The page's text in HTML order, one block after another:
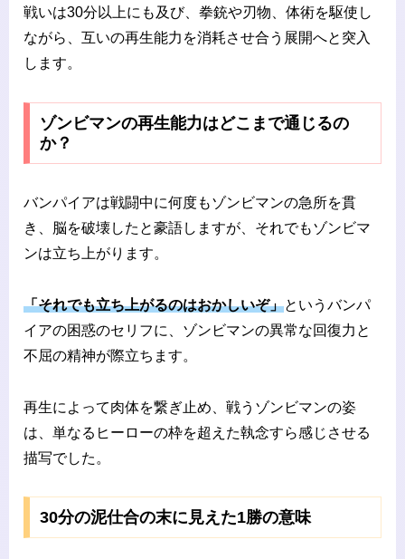
戦いは30分以上にも及び、拳銃や刃物、体術を駆使し
ながら、互いの再生能力を消耗させ合う展開へと突入
します。
ゾンビマンの再生能力はどこまで通じるの
か？
バンパイアは戦闘中に何度もゾンビマンの急所を貫
き、脳を破壊したと豪語しますが、それでもゾンビマ
ンは立ち上がります。
「それでも立ち上がるのはおかしいぞ」というバンパ
イアの困惑のセリフに、ゾンビマンの異常な回復力と
不屈の精神が際立ちます。
再生によって肉体を繋ぎ止め、戦うゾンビマンの姿
は、単なるヒーローの枠を超えた執念すら感じさせる
描写でした。
30分の泥仕合の末に見えた1勝の意味